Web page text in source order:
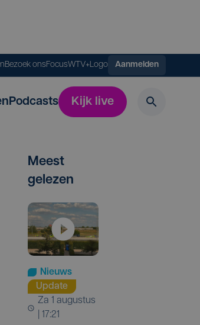
Bezoek onsFocusWTV+Logo Aanmelden
Podcasts Kijk live
Meest
gelezen
Nieuws
Update
za 1 augustus
| 17:21